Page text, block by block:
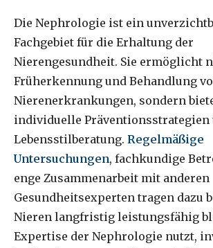
Die Nephrologie ist ein
Fachgebiet für die Erhaltung der
Nierengesundheit. Sie ermöglicht
Früherkennung und Behandlung
Nierenerkrankungen, sondern
individuelle Präventionsstrategien
Lebensstilberatung. Regelmäßige
Untersuchungen, fachkundige
enge Zusammenarbeit mit anderen
Gesundheitsexperten tragen dazu
Nieren langfristig leistungsfähig
Expertise der Nephrologie nutzt,